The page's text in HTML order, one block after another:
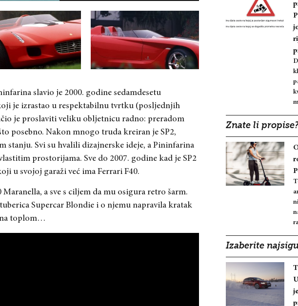
slavio je 2000. godine sedamdesetu
je izrastao u respektabilnu tvrtku (posljednjih
je proslaviti veliku obljetnicu radno: preradom
posebno. Nakon mnogo truda kreiran je SP2,
stanju. Svi su hvalili dizajnerske ideje, a Pininfarina
prostorijama. Sve do 2007. godine kad je SP2
u svojoj garaži već ima Ferrari F40.
a sve s ciljem da mu osigura retro šarm.
Supercar Blondie i o njemu napravila kratak
na toplom…
Znate li
Izaberite